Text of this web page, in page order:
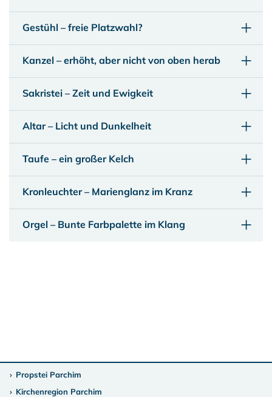
Gestühl – freie Platzwahl?
Kanzel – erhöht, aber nicht von oben herab
Sakristei – Zeit und Ewigkeit
Altar – Licht und Dunkelheit
Taufe – ein großer Kelch
Kronleuchter – Marienglanz im Kranz
Orgel – Bunte Farbpalette im Klang
Propstei Parchim
Kirchenregion Parchim